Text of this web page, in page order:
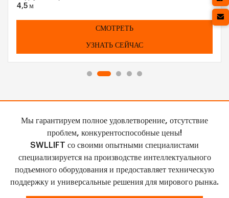
4,5 м
СМОТРЕТЬ
УЗНАТЬ СЕЙЧАС
Мы гарантируем полное удовлетворение, отсутствие
проблем, конкурентоспособные цены!
SWLLIFT со своими опытными специалистами
специализируется на производстве интеллектуального
подъемного оборудования и предоставляет техническую
поддержку и универсальные решения для мирового рынка.